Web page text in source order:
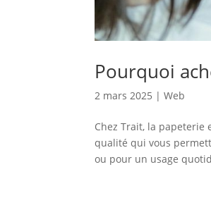
Pourquoi
2 mars 2025 |Web
Chez Trait, la papeterie
qualité qui vous
ou pour un usage